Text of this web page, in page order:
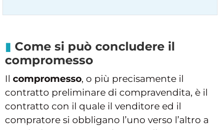
Come si può concludere il
compromesso
Il compromesso, o più precisamente il
contratto preliminare di compravendita, è il
contratto con il quale il venditore ed il
compratore si obbligano l’uno verso l’altro a